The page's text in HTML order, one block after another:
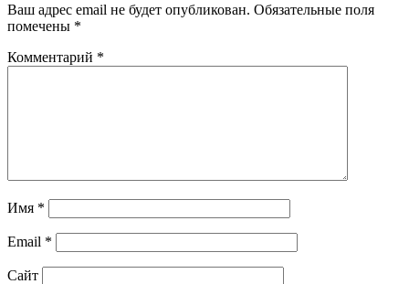
Ваш адрес email не будет опубликован. Обязательные поля
помечены *
Комментарий *
Имя *
Email *
Сайт